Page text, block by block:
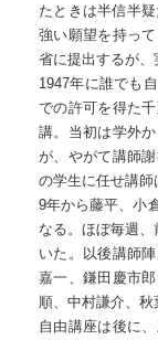
たときは半信半
強い願望を持っ
省に提出するが、
1947年に誰でも
での許可を得た
講。当初は学外
が、やがて講師
の学生に任せ講
9年から藤平、小
なる。ほぼ毎週
いた。以後講師
嘉一、鎌田慶市
順、中村謙介、秋
自由講座は後に